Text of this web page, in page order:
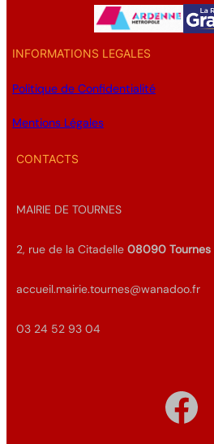
INFORMATIONS LEGALES
Politique de Confidentialité
Mentions Légales
CONTACTS
MAIRIE DE TOURNES
2, rue de la Citadelle08090 Tournes
accueil.mairie.tournes@wanadoo.fr
03 24 52 93 04
Facebook